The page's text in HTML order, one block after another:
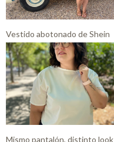
Vestido abotonado de Shein
Mismo pantalón, distinto look